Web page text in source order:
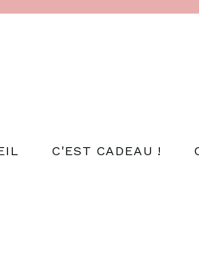
C'EST CADEAU !